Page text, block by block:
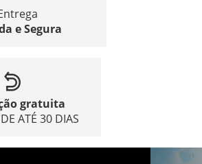
e Segura
gratuita
ATÉ 30 DIAS